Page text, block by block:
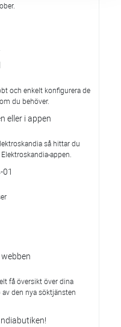
och enkelt konfigurera de
du behöver.
eller i appen
så hittar du
appen.
få översikt över dina
den nya söktjänsten